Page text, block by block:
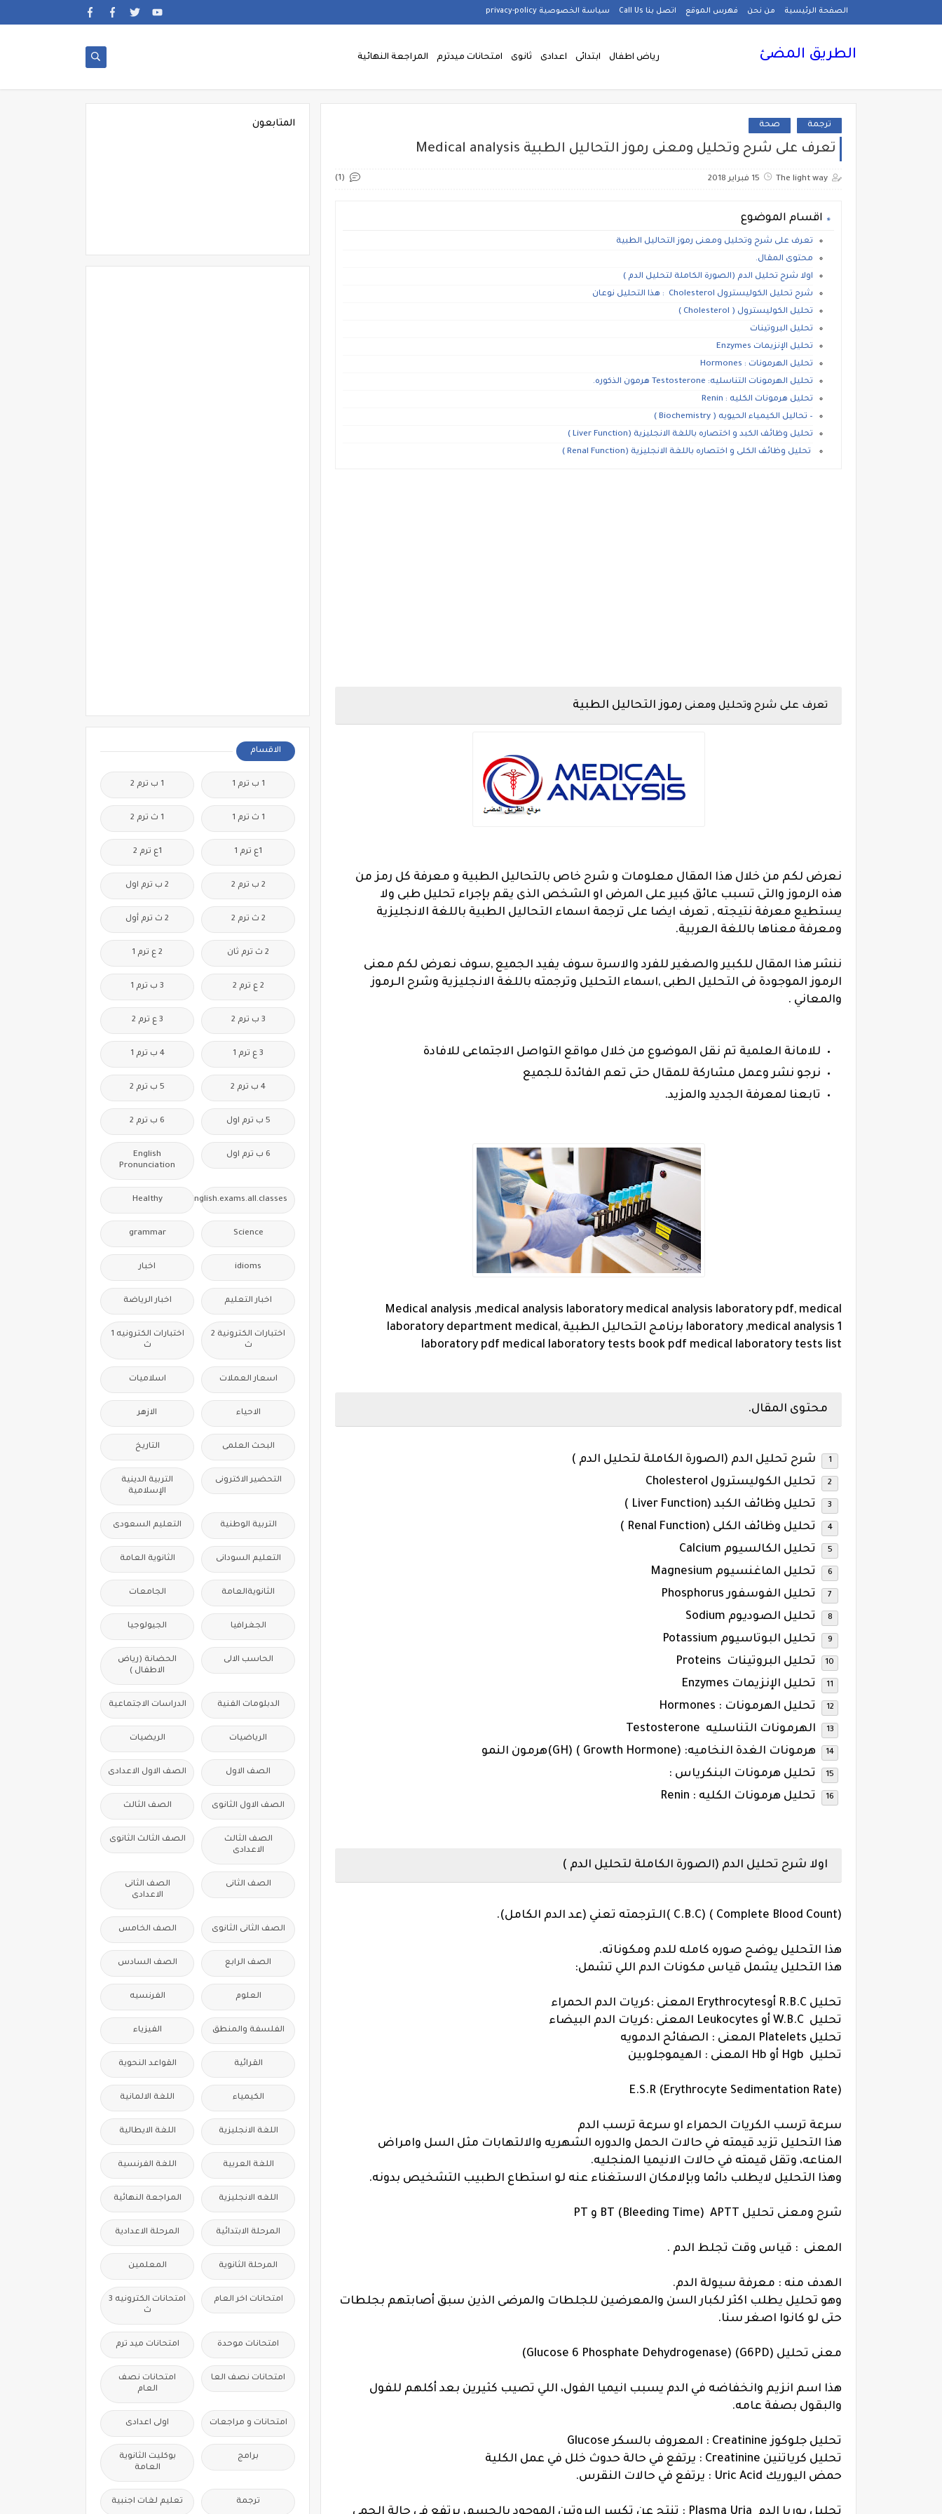
الصفحة الرئيسية من نحن فهرس الموقع اتصل بنا Call Us سياسة الخصوصية privacy-policy
الطريق المضئ رياض اطفال ابتدائى اعدادى ثانوى امتحانات ميدترم المراجعة النهائية
ترجمة صحة
تعرف على شرح وتحليل ومعنى رموز التحاليل الطبية Medical analysis
The light way 15 فبراير 2018 (1)
اقسام الموضوع
تعرف على شرح وتحليل ومعنى رموز التحاليل الطبية
محتوى المقال.
اولا شرح تحليل الدم (الصورة الكاملة لتحليل الدم )
شرح تحليل الكوليسترول Cholesterol : هذا التحليل نوعان
تحليل الكوليسترول ( Cholesterol )
تحليل البروتينات
تحليل الإنزيمات Enzymes
تحليل الهرمونات : Hormones
تحليل الهرمونات التناسليه: Testosterone هرمون الذكوره.
تحليل هرمونات الكليه : Renin
– تحاليل الكيمياء الحيويه ( Biochemistry )
تحليل وظائف الكبد و اختصاره باللغة الانجليزية (Liver Function )
تحليل وظائف الكلى و اختصاره باللغة الانجليزية (Renal Function )
تعرف على شرح وتحليل ومعنى رموز التحاليل الطبية
نعرض لكم من خلال هذا المقال معلومات و شرح خاص بالتحاليل الطبية و معرفة كل رمز من
هذه الرموز والتى تسبب عائق كبير على المرض او الشخص الذى يقم بإجراء تحليل طبى ولا
يستطيع معرفة نتيجته , تعرف ايضا على ترجمة اسماء التحاليل الطبية باللغة الانجليزية
ومعرفة معناها باللغة العربية.
ننشر هذا المقال للكبير والصغير للفرد والاسرة سوف يفيد الجميع ,سوف نعرض لكم معنى
الرموز الموجودة فى التحليل الطبى ,اسماء التحليل وترجمته باللغة الانجليزية وشرح الـرموز
والمعاني .
للامانة العلمية تم نقل الموضوع من خلال مواقع التواصل الاجتماعى للافادة
نرجو نشر وعمل مشاركة للمقال حتى تعم الفائدة للجميع
تابعنا لمعرفة الجديد والمزيد.
Medical analysis ,medical analysis laboratory medical analysis laboratory pdf, medical
laboratory ,medical analysis 1 برنامج التحاليل الطبية ,laboratory department medical
laboratory pdf medical laboratory tests book pdf medical laboratory tests list
محتوى المقال.
شرح تحليل الدم (الصورة الكاملة لتحليل الدم )
تحليل الكوليسترول Cholesterol
تحليل وظائف الكبد (Liver Function )
تحليل وظائف الكلى (Renal Function )
تحليل الكالسيوم Calcium
تحليل الماغنسيوم Magnesium
تحليل الفوسفور Phosphorus
تحليل الصوديوم Sodium
تحليل البوتاسيوم Potassium
تحليل البروتينات Proteins
تحليل الإنزيمات Enzymes
تحليل الهرمونات : Hormones
الهرمونات التناسليه Testosterone
هرمونات الغدة النخاميه: (Growth Hormone ) (GH)هرمون النمو
تحليل هرمونات البنكرياس :
تحليل هرمونات الكليه : Renin
اولا شرح تحليل الدم (الصورة الكاملة لتحليل الدم )
(Complete Blood Count ) (C.B.C )الـ ترجمته تعني (عد الدم الكامل).
هذا التحليل يوضح صوره كامله للدم ومكوناته.
هذا التحليل يشمل قياس مكونات الدم اللي تشمل:
تحليل R.B.C أوErythrocytes المعنى :كريات الدم الحمراء
تحليل W.B.C أو Leukocytes المعنى :كريات الدم البيضاء
تحليل Platelets المعنى : الصفائح الدمويه
تحليل Hgb أو Hb المعنى : الهيموجلوبين
E.S.R (Erythrocyte Sedimentation Rate)
سرعة ترسب الكريات الحمراء او سرعة ترسب الدم
هذا التحليل تزيد قيمته في حالات الحمل والدوره الشهريه والالتهابات مثل السل وامراض
المناعه، وتقل قيمته في حالات الانيميا المنجليه.
وهذا التحليل لايطلب دائما وبإلامكان الاستغناء عنه لو استطاع الطبيب التشخيص بدونه.
شرح ومعنى تحليل BT (Bleeding Time) APTT و PT
المعنى : قياس وقت تجلط الدم .
الهدف منه : معرفة سيولة الدم.
وهو تحليل يطلب اكثر لكبار السن والمعرضين للجلطات والمرضى الذين سبق أصابتهم بجلطات
حتى لو كانوا اصغر سنا.
معنى تحليل (G6PD) (Glucose 6 Phosphate Dehydrogenase)
هذا اسم انزيم وانخفاضه في الدم يسبب انيميا الفول، اللي تصيب كثيرين بعد أكلهم للفول
والبقول بصفة عامه.
تحليل جلوكوز Creatinine : المعروف بالسكرGlucose
تحليل كرياتنين Creatinine : يرتفع في حالة حدوث خلل في عمل الكلية
حمض اليوريك Uric Acid : يرتفع في حالات النقرس.
المتابعون
الاقسام
1 ب ترم 1 1 ب ترم 2
1 ث ترم 1 1 ث ترم 2
1ع ترم 1 1ع ترم 2
2 ب ترم 2 2 ب ترم اول
2 ث ترم 2 2 ث ترم أول
2 ث ترم ثان 2 ع ترم 1
2 ع ترم 2 3 ب ترم 1
3 ب ترم 2 3 ع ترم 2
3 ع ترم 1 4 ب ترم 1
4 ب ترم 2 5 ب ترم 2
5 ب ترم اول 6 ب ترم 2
6 ب ترم اول
English
Pronunciation
Free.English.exams.all.classes
Healthy
Science
grammar
idioms اخبار
اخبار التعليم اخبار الرياضة
اختبارات الكترونية 2
ث
اختبارات الكترونيه 1
ث
اسعار العملات اسلاميات
الاحياء الازهر
البحث العلمى التاريخ
التحضير الاكترونى
التربية الدينية
الإسلامية
التربية الوطنية التعليم السعودى
التعليم السودانى الثانوية العامة
الثانويةالعامة الجامعات
الجغرافيا الجيولوجيا
الحاسب الالى
الحضانة (رياض
الاطفال )
الدبلومات الفنية الدراسات الاجتماعية
الرياضيات الريضيات
الصف الاول الصف الاول الاعدادى
الصف الاول الثانوى الصف الثالث
الصف الثالث
الاعدادى
الصف الثالث الثانوى
الصف الثانى
الصف الثانى
الاعدادى
الصف الثانى الثانوى الصف الخامس
الصف الرابع الصف السادس
العلوم الفرنسيه
الفلسفة والمنطق الفيزياء
القرائية القواعد النحوية
الكيمياء اللغة الالمانية
اللغة الانجليزية اللغة الايطالية
اللغة العربية اللغة الفرنسية
اللغه الانجليزية المراجعة النهائية
المرحلة الابتدائية المرحلة الاعدادية
المرحلة الثانوية المعلمين
امتحانات اخر العام
امتحانات الكترونيه 3
ث
امتحانات موحدة امتحانات ميد ترم
امتحانات نصف العا
امتحانات نصف
العام
امتحانات و مراجعات اولى اعدادى
برامج
بوكليت الثانوية
العامة
ترجمة تعليم لغات اجنبية